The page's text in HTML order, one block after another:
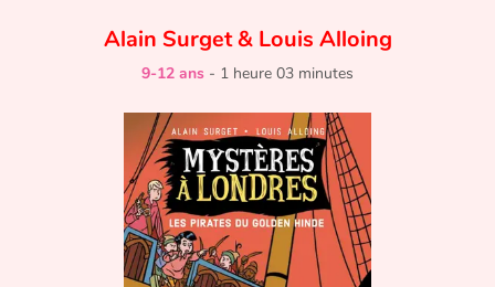
Bibliothèque
Contes d'ici et d'ailleurs
Fable, mythe, littérature et poésie
Alain Surget&Louis Alloing
9-12 ans - 1 heure 03 minutes